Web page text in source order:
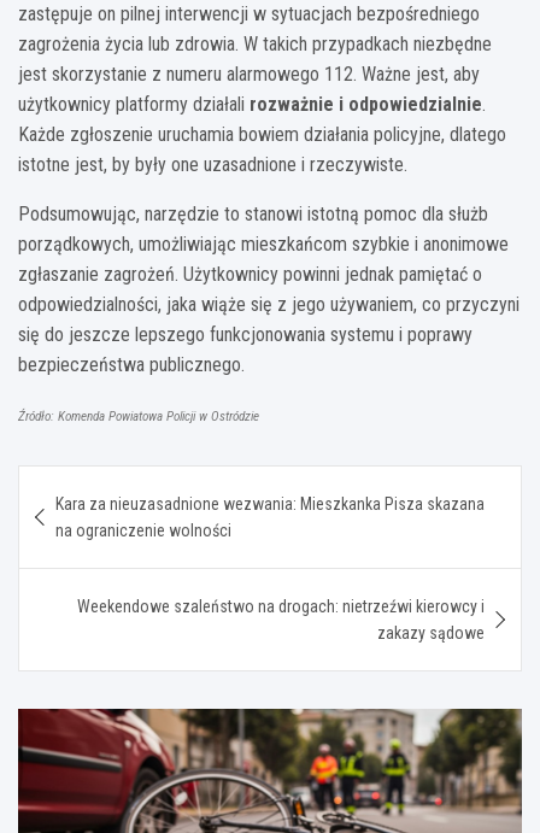
zastępuje on pilnej interwencji w sytuacjach bezpośredniego
zagrożenia życia lub zdrowia. W takich przypadkach niezbędne
jest skorzystanie z numeru alarmowego 112. Ważne jest, aby
użytkownicy platformy działali rozważnie i odpowiedzialnie.
Każde zgłoszenie uruchamia bowiem działania policyjne, dlatego
istotne jest, by były one uzasadnione i rzeczywiste.
Podsumowując, narzędzie to stanowi istotną pomoc dla służb
porządkowych, umożliwiając mieszkańcom szybkie i anonimowe
zgłaszanie zagrożeń. Użytkownicy powinni jednak pamiętać o
odpowiedzialności, jaka wiąże się z jego używaniem, co przyczyni
się do jeszcze lepszego funkcjonowania systemu i poprawy
bezpieczeństwa publicznego.
Źródło: Komenda Powiatowa Policji w Ostródzie
wpisu
Kara za nieuzasadnione wezwania: Mieszkanka Pisza skazana
na ograniczenie wolności
Weekendowe szaleństwo na drogach: nietrzeźwi kierowcy i
zakazy sądowe